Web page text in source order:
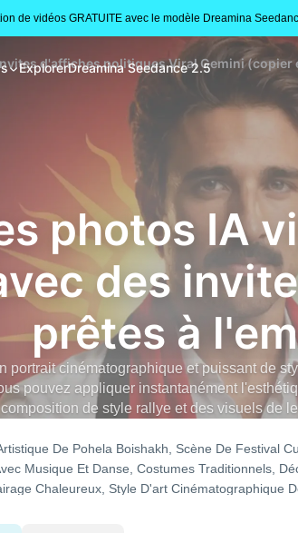
de vidéos GRATUITE avec le modèle Dreamina
ExplorerDreamina Seedance 2.5
d'affiches politiques Viral Gemini (copier
photos IA
des
prêtes à
portrait cinématographique et puissant de
pouvez appliquer instantanément
de style rallye et des visuels de
Gemini IA éprouvée et générez des images
créative - aucune compétence en